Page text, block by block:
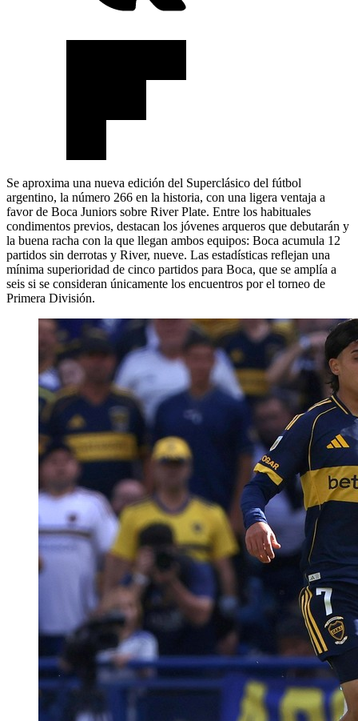
Se aproxima una nueva edición del Superclásico del fútbol
argentino, la número 266 en la historia, con una ligera ventaja a
favor de Boca Juniors sobre River Plate. Entre los habituales
condimentos previos, destacan los jóvenes arqueros que debutarán y
la buena racha con la que llegan ambos equipos: Boca acumula 12
partidos sin derrotas y River, nueve. Las estadísticas reflejan una
mínima superioridad de cinco partidos para Boca, que se amplía a
seis si se consideran únicamente los encuentros por el torneo de
Primera División.